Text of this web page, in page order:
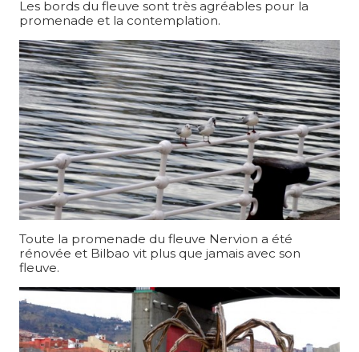
Les bords du fleuve sont très agréables pour la
promenade et la contemplation.
Toute la promenade du fleuve Nervion a été
rénovée et Bilbao vit plus que jamais avec son
fleuve.